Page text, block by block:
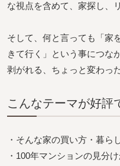
な視点を含めて、家探し、
そして、何と言っても「家
きて行く」という事につな
剥がれる、ちょっと変わっ
こんなテーマが好評
・そんな家の買い方・暮ら
・100年マンションの見分